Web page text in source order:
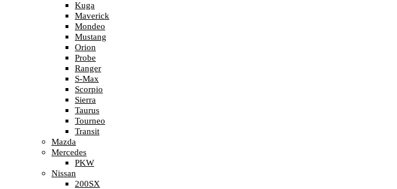
Kuga
Maverick
Mondeo
Mustang
Orion
Probe
Ranger
S-Max
Scorpio
Sierra
Taurus
Tourneo
Transit
Mazda
Mercedes
PKW
Nissan
200SX